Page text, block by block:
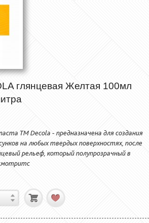
глянцевая Желтая 100мл
ТМ Decola - предназначена для создания
на любых твердых поверхностях, после
рельеф, который полупрозрачный в